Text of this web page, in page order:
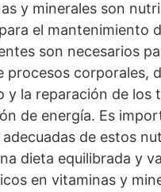
y minerales son
el mantenimiento
son necesarios
procesos corporales,
y la reparación de los
de energía. Es
de estos
dieta equilibrada y
en vitaminas y